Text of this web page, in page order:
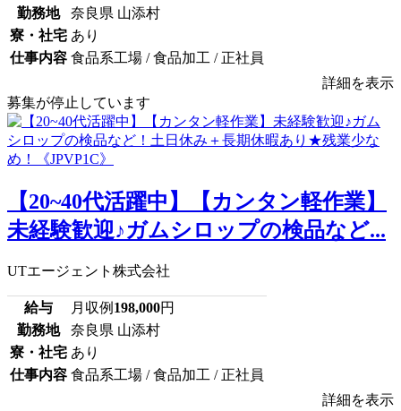
勤務地
奈良県 山添村
寮・社宅 あり
仕事内容 食品系工場 / 食品加工 / 正社員
詳細を表示
募集が停止しています
【20~40代活躍中】【カンタン軽作業】
未経験歓迎♪ガムシロップの検品など...
UTエージェント株式会社
給与 月収例 198,000円
勤務地
奈良県 山添村
寮・社宅 あり
仕事内容 食品系工場 / 食品加工 / 正社員
詳細を表示